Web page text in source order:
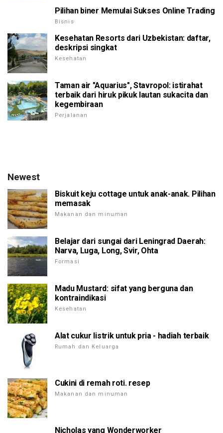
Pilihan biner Memulai Sukses Online Trading
Bisnis
Kesehatan Resorts dari Uzbekistan: daftar,
deskripsi singkat
Kesehatan
Taman air "Aquarius", Stavropol: istirahat
terbaik dari hiruk pikuk lautan sukacita dan
kegembiraan
Perjalanan
Newest
Biskuit keju cottage untuk anak-anak. Pilihan
memasak
Makanan dan minuman
Belajar dari sungai dari Leningrad Daerah:
Narva, Luga, Long, Svir, Ohta
Formasi
Madu Mustard: sifat yang berguna dan
kontraindikasi
Kesehatan
Alat cukur listrik untuk pria - hadiah terbaik
Rumah dan Keluarga
Cukini di remah roti. resep
Makanan dan minuman
Nicholas yang Wonderworker